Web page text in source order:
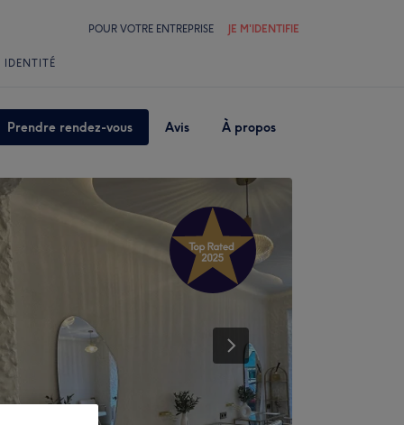
POUR VOTRE ENTREPRISE JE M'IDENTIFIE
IDENTITÉ
Prendre rendez-vous Avis À propos